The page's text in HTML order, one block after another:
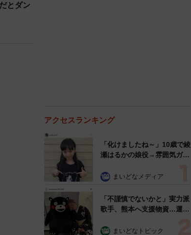
に選ば
）でヒ
ムチャ
とダン
アクセスランキング
「化けましたね～」10歳で綾
瀬はるかの娘役→雰囲気ガラ
雰囲気が」「宝塚に入れそ
まいどなメディア
「不謹慎でないかと」実力派
歌手、熊本へ支援物資…運搬
めらい 「痛いほど伝わる」
まいどなトピック